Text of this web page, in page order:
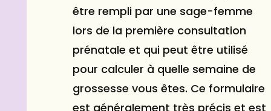
être rempli par une sage-femme
lors de la première consultation
prénatale et qui peut être utilisé
pour calculer à quelle semaine de
grossesse vous êtes. Ce formulaire
est généralement très précis et est